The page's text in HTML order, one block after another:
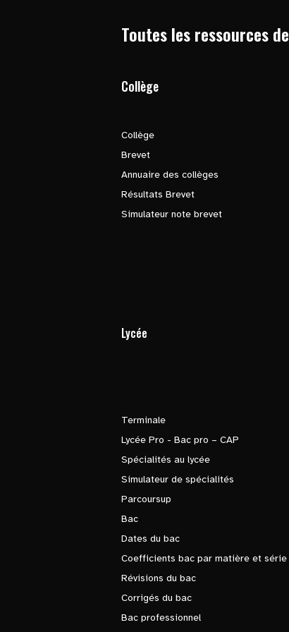
Toutes les ressources de
Collège
Collège
Brevet
Annuaire des collèges
Résultats Brevet
Simulateur note brevet
Lycée
Terminale
Lycée Pro - Bac pro – CAP
Spécialités au lycée
Simulateur de spécialités
Parcoursup
Bac
Dates du bac
Coefficients bac par matière et série
Révisions du bac
Corrigés du bac
Bac professionnel